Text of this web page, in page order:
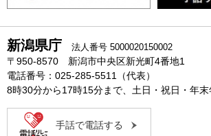
新潟県庁 法人番号 5000020150002
〒950-8570 新潟市中央区新光町4番地1
電話番号：025-285-5511（代表）
8時30分から17時15分まで、土日・祝日・年末
手話で電話する